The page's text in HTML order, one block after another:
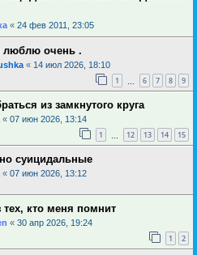
« 24 фев 2011, 23:05
люблю очень .
« 14 июл 2026, 18:10
1 6 7 8 9
из замкнутого круга
« 07 июн 2026, 13:14
1 12 13 14 15
суицидальные
« 07 июн 2026, 13:12
тех, кто меня помнит
« 30 апр 2026, 19:24
1 2